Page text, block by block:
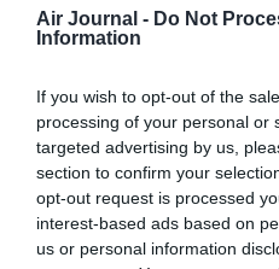
Air Journal - Do Not
Information
If you wish to opt-out of the
processing of your personal or
targeted advertising by us,
section to confirm your
opt-out request is processed
interest-based ads based on
us or personal information
JBdeParisa commenté :
OK boomer… VOus
boomers mais c’est les
de vous m’a fait la
les jeunes au front
La bêtise, le fait que les
tout grâce à vous qui
individualiste et
lécher des cailloux et